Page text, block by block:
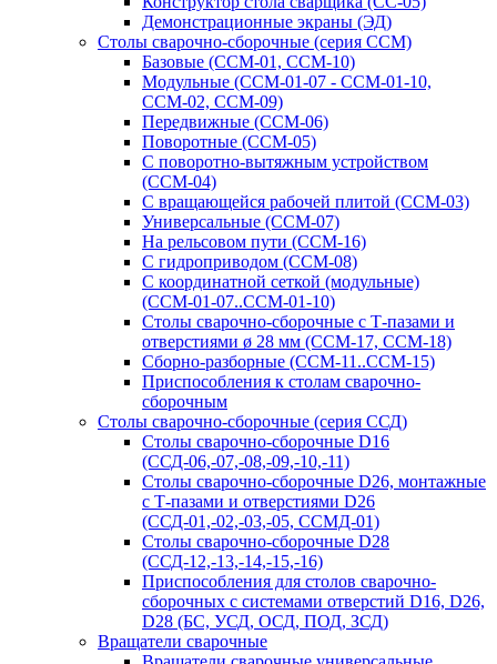
Демонстрационные экраны (ЭД)
Столы сварочно-сборочные (серия ССМ)
Базовые (ССМ-01, ССМ-10)
Модульные (ССМ-01-07 - ССМ-01-10,
ССМ-02, ССМ-09)
Передвижные (ССМ-06)
Поворотные (ССМ-05)
С поворотно-вытяжным устройством
(ССМ-04)
С вращающейся рабочей плитой (ССМ-03)
Универсальные (ССМ-07)
На рельсовом пути (ССМ-16)
С гидроприводом (ССМ-08)
С координатной сеткой (модульные)
(ССМ-01-07..ССМ-01-10)
Столы сварочно-сборочные с Т-пазами и
отверстиями ø 28 мм (ССМ-17, ССМ-18)
Сборно-разборные (ССМ-11..ССМ-15)
Приспособления к столам сварочно-
сборочным
Столы сварочно-сборочные (серия ССД)
Столы сварочно-сборочные D16
(ССД-06,-07,-08,-09,-10,-11)
Столы сварочно-сборочные D26, монтажные
с Т-пазами и отверстиями D26
(ССД-01,-02,-03,-05, ССМД-01)
Столы сварочно-сборочные D28
(ССД-12,-13,-14,-15,-16)
Приспособления для столов сварочно-
сборочных с системами отверстий D16, D26,
D28 (БС, УСД, ОСД, ПОД, ЗСД)
Вращатели сварочные